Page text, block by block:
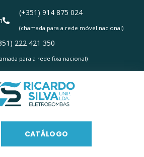
(+351) 914 875 024
(chamada para a rede móvel nacional)
222 421 350
para a rede fixa nacional)
CATÁLOGO